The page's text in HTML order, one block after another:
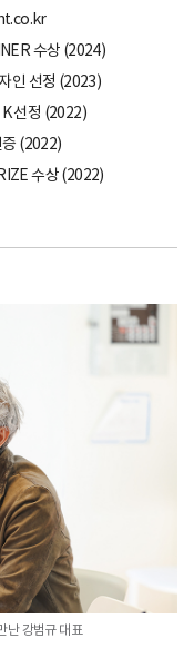
수상 (2024)
인 선정 (2023)
선정 (2022)
증 (2022)
수상 (2022)
난 강범규 대표